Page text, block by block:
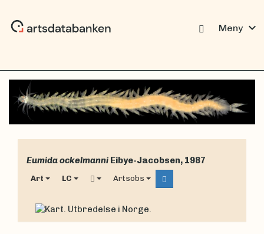
Meny expand_more
Eumida ockelmanni Eibye-Jacobsen, 1987
Art LC Artsobs